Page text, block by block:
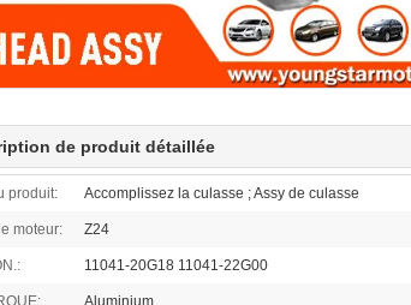
de produit détaillée
produit: Accomplissez la culasse ; Assy de culasse
moteur: Z24
11041-20G18 11041-22G00
Aluminium